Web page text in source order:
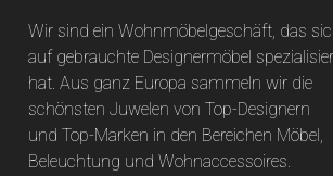
Wir sind ein Wohnmöbelgeschäft, das
auf gebrauchte Designermöbel
hat. Aus ganz Europa sammeln wir die
schönsten Juwelen von Top-Designern
und Top-Marken in den Bereichen Möbel,
Beleuchtung und Wohnaccessoires.